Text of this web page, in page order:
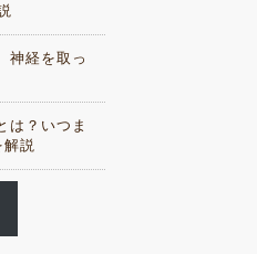
神経を取っ
は？いつま
解説